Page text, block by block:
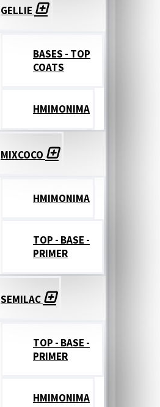
GELLIE
BASES - TOP
COATS
ΗΜΙΜΟΝΙΜΑ
MIXCOCO
HMIMONIMA
TOP - BASE -
PRIMER
SEMILAC
TOP - BASE -
PRIMER
ΗΜΙΜΟΝΙΜΑ